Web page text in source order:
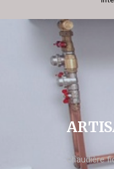
chaudière